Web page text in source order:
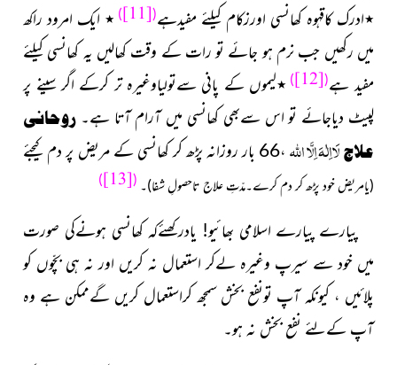
٭ادرک کاقہوہ کھانسی اورزکام کیلئے مفیدہے(
[11]
) ٭ ایک امرود راکھ
میں رکھیں جب نرم ہو جائے تو رات کے وقت کھالیں یہ کھانسی کیلئے
مفید ہے(
[12]
) ٭لیموں کے پانی سےتولیاوغیرہ تر کرکے اگر سینے پر
لپیٹ دیاجائے تو اس سےبھی کھانسی میں آرام آتا ہے۔ روحانی
علاجلَااِلٰہَ اِلَّا اللہ،66 بار روزانہ پڑھ کر کھانسی کے مریض پر دم کیجئے
(یامریض خود پڑھ کر دم کرے۔مدّتِ علاج تاحصولِ شفا)۔ (
[13]
)
پىارے پىارے اسلامی بھائیو! یادرکھئےکہ کھانسی ہونےکی صورت
میں خود سے سیرپ وغیرہ لےکر استعمال نہ کریں اور نہ ہی بچّوں کو
پلائیں ، کیونکہ آپ تونفع بخش سمجھ کراستعمال کریں گےممکن ہے وہ
آپ کےلئے نفع بخش نہ ہو۔